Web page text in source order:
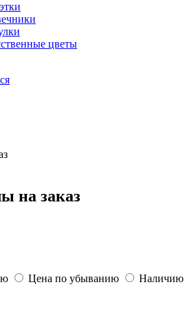
цветы
на заказ
Цена по убыванию Наличию